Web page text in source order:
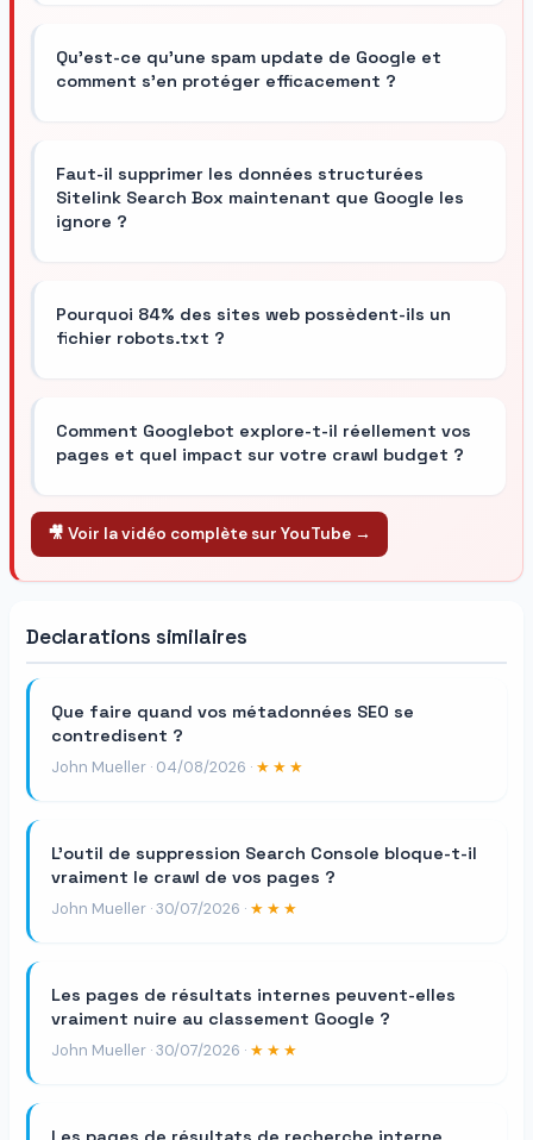
Qu'est-ce qu'une spam update de Google et
comment s'en protéger efficacement ?
Faut-il supprimer les données structurées
Sitelink Search Box maintenant que Google les
ignore ?
Pourquoi 84% des sites web possèdent-ils un
fichier robots.txt ?
Comment Googlebot explore-t-il réellement vos
pages et quel impact sur votre crawl budget ?
🎥 Voir la vidéo complète sur YouTube →
Declarations similaires
Que faire quand vos métadonnées SEO se
contredisent ?
John Mueller · 04/08/2026 · ★★★
L'outil de suppression Search Console bloque-t-il
vraiment le crawl de vos pages ?
John Mueller · 30/07/2026 · ★★★
Les pages de résultats internes peuvent-elles
vraiment nuire au classement Google ?
John Mueller · 30/07/2026 · ★★★